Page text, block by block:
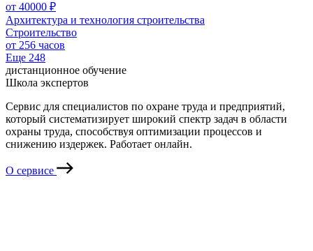
от 40000 ₽
Архитектура и технология строительства
Строительство
от 256 часов
Еще 248
дистанционное обучение
Школа экспертов
Сервис для специалистов по охране труда и предприятий,
который систематизирует широкий спектр задач в области
охраны труда, способствуя оптимизации процессов и
снижению издержек. Работает онлайн.
О сервисе